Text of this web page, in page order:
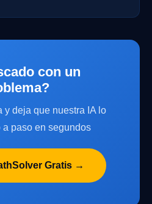
con un
y deja que nuestra IA lo
a paso en segundos
Gratis →